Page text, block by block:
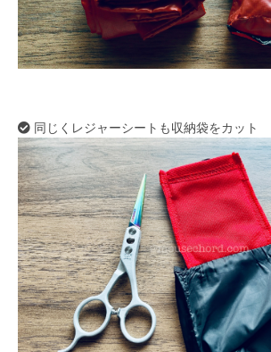
同じくレジャーシートも収納袋をカット